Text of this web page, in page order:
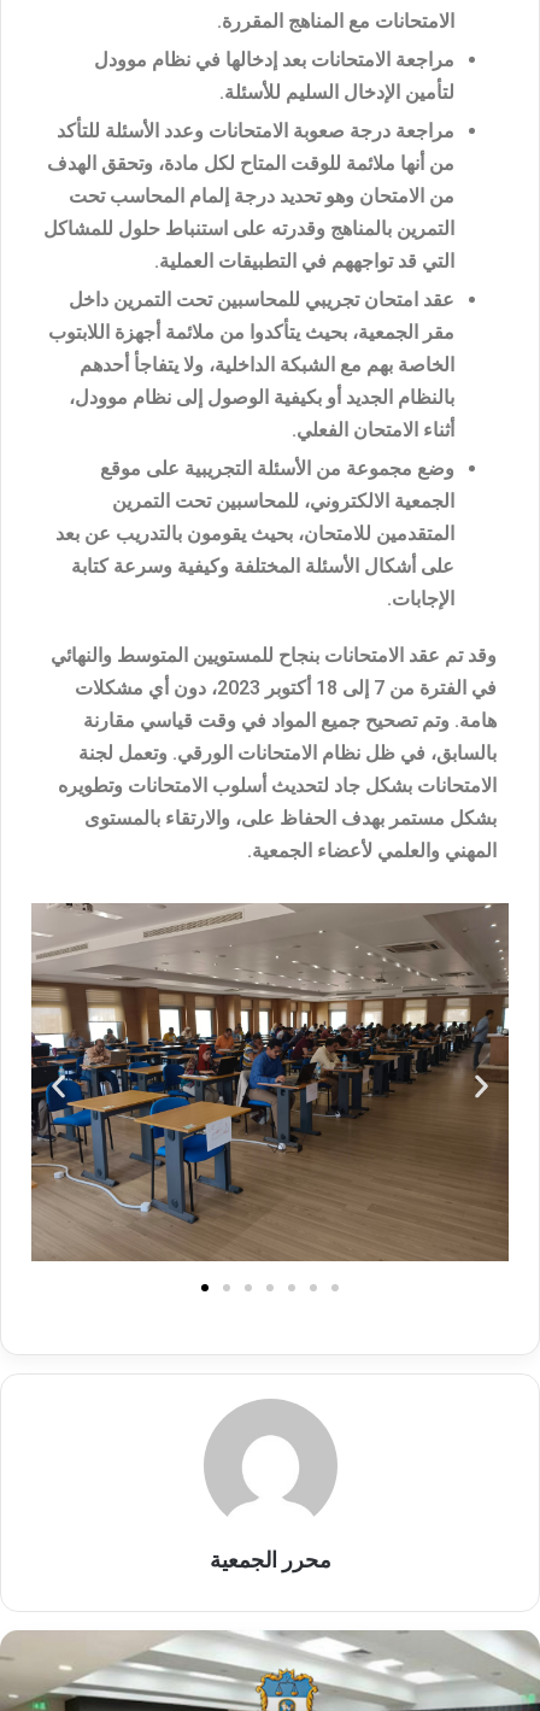
الامتحانات مع المناهج المقررة.
مراجعة الامتحانات بعد إدخالها في نظام موودل
لتأمين الإدخال السليم للأسئلة.
مراجعة درجة صعوبة الامتحانات وعدد الأسئلة للتأكد
من أنها ملائمة للوقت المتاح لكل مادة، وتحقق الهدف
من الامتحان وهو تحديد درجة إلمام المحاسب تحت
التمرين بالمناهج وقدرته على استنباط حلول للمشاكل
التي قد تواجههم في التطبيقات العملية.
عقد امتحان تجريبي للمحاسبين تحت التمرين داخل
مقر الجمعية، بحيث يتأكدوا من ملائمة أجهزة اللابتوب
الخاصة بهم مع الشبكة الداخلية، ولا يتفاجأ أحدهم
بالنظام الجديد أو بكيفية الوصول إلى نظام موودل،
أثناء الامتحان الفعلي.
وضع مجموعة من الأسئلة التجريبية على موقع
الجمعية الالكتروني، للمحاسبين تحت التمرين
المتقدمين للامتحان، بحيث يقومون بالتدريب عن بعد
على أشكال الأسئلة المختلفة وكيفية وسرعة كتابة
الإجابات.
وقد تم عقد الامتحانات بنجاح للمستويين المتوسط والنهائي
في الفترة من 7 إلى 18 أكتوبر 2023، دون أي مشكلات
هامة. وتم تصحيح جميع المواد في وقت قياسي مقارنة
بالسابق، في ظل نظام الامتحانات الورقي. وتعمل لجنة
الامتحانات بشكل جاد لتحديث أسلوب الامتحانات وتطويره
بشكل مستمر بهدف الحفاظ على، والارتقاء بالمستوى
المهني والعلمي لأعضاء الجمعية.
محرر الجمعية